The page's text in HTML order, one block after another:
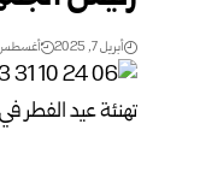
أبريل 7, 2025 أغسطس 5,